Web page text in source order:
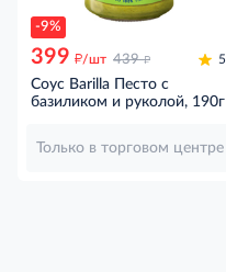
-9%
399 д/шт 439 д 5
Соус Barilla Песто с
базиликом и руколой, 190г
Только в торговом центре